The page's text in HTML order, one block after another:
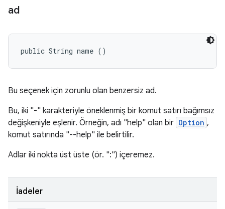
ad
public String name ()
Bu seçenek için zorunlu olan benzersiz ad.
Bu, iki "-" karakteriyle öneklenmiş bir komut satırı bağımsız
değişkeniyle eşlenir. Örneğin, adı "help" olan bir Option ,
komut satırında "--help" ile belirtilir.
Adlar iki nokta üst üste (ör. ":") içeremez.
İadeler